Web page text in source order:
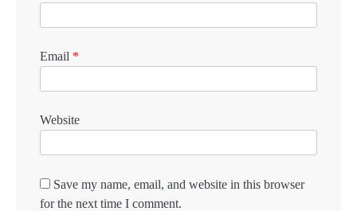
Email *
Website
Save my name, email, and website in this browser
for the next time I comment.